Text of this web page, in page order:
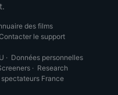
des films
le support
· Données personnelles
· Research
spectateurs France